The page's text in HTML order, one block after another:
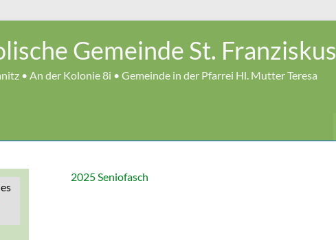
Gemeinde St. Franziskus
• An der Kolonie 8i • Gemeinde in der Pfarrei Hl. Mutter Teresa
2025 Seniofasch